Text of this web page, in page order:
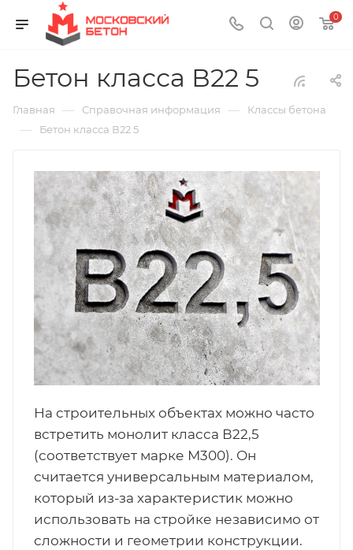
0
Бетон класса В22 5
Главная — Справочная информация — Классы бетона
— Бетон класса В22 5
На строительных объектах можно часто
встретить монолит класса В22,5
(соответствует марке М300). Он
считается универсальным материалом,
который из-за характеристик можно
использовать на стройке независимо от
сложности и геометрии конструкции.